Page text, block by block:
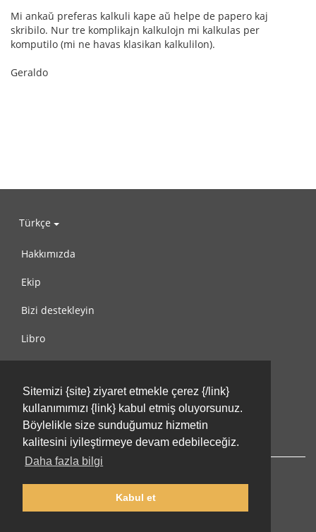
Sitemizi {site} ziyaret etmekle çerez {/link}
kullanımımızı {link} kabul etmiş oluyorsunuz.
Böylelikle size sunduğumuz hizmetin
kalitesini iyileştirmeye devam edebileceğiz.
Daha fazla bilgi
Kabul et
Mi ankaŭ preferas kalkuli kape aŭ helpe de papero kaj
skribilo. Nur tre komplikajn kalkulojn mi kalkulas per
komputilo (mi ne havas klasikan kalkulilon).
Geraldo
Türkçe
Hakkımızda
Ekip
Bizi destekleyin
Libro
Kullanım Koşulları
Bize ulaşın
© 2002-2026 lernu.net |Impressum